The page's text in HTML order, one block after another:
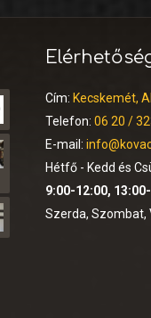
Cím: Kecskemét,
Telefon: 06 20 /
E-mail:
Hétfő - Kedd és
9:00-12:00,
Szerda, Szombat,